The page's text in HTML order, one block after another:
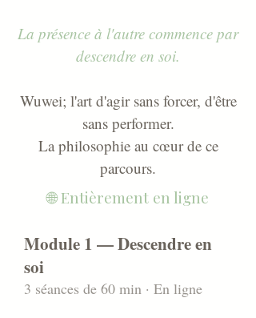
La présence à l'autre commence par
descendre en soi.
Wuwei; l'art d'agir sans forcer, d'être
sans performer.
La philosophie au cœur de ce
parcours.
🌐 Entièrement en ligne
Module 1 — Descendre en
soi
3 séances de 60 min · En ligne